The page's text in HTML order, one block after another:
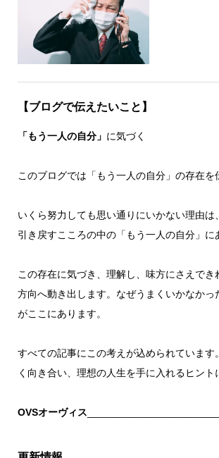
【ブログで伝えたいこと】
「もう一人の自分」 に気づく
このブログでは「もう一人の自分」の存在を
いくら努力しても思い通りにいかない理由は
引き戻すこころの中の「もう一人の自分」に
この存在に気づき、理解し、味方にさえでき
方向へ動き出します。なぜうまくいかなかっ
がここにあります。
すべての記事にこの考えが込められています
く向き合い、理想の人生を手に入れるヒント
OVSオーヴィス